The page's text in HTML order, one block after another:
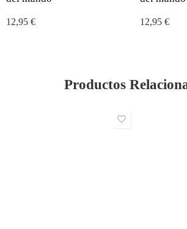
12,95 € 12,95 €
Productos